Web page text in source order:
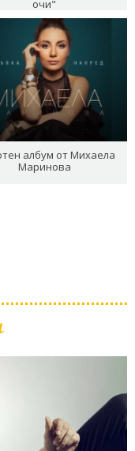
очи"
албум от Михаела
Маринова